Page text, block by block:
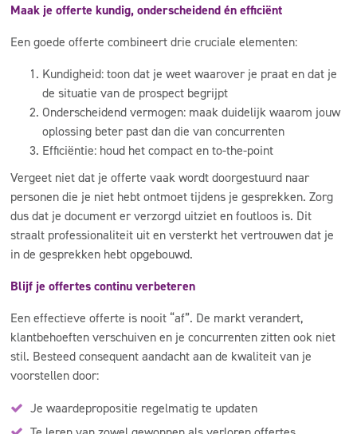
Maak je offerte kundig, onderscheidend én efficiënt
Een goede offerte combineert drie cruciale elementen:
Kundigheid: toon dat je weet waarover je praat en dat je
de situatie van de prospect begrijpt
Onderscheidend vermogen: maak duidelijk waarom jouw
oplossing beter past dan die van concurrenten
Efficiëntie: houd het compact en to-the-point
Vergeet niet dat je offerte vaak wordt doorgestuurd naar
personen die je niet hebt ontmoet tijdens je gesprekken. Zorg
dus dat je document er verzorgd uitziet en foutloos is. Dit
straalt professionaliteit uit en versterkt het vertrouwen dat je
in de gesprekken hebt opgebouwd.
Blijf je offertes continu verbeteren
Een effectieve offerte is nooit “af”. De markt verandert,
klantbehoeften verschuiven en je concurrenten zitten ook niet
stil. Besteed consequent aandacht aan de kwaliteit van je
voorstellen door:
Je waardepropositie regelmatig te updaten